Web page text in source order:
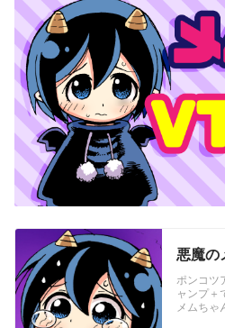
悪魔の
ポンコツ
ャンプ＋
メムち